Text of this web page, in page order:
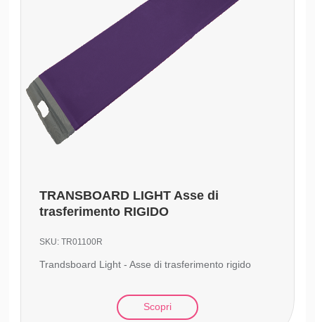
TRANSBOARD LIGHT Asse di
trasferimento RIGIDO
SKU:TR01100R
Trandsboard Light - Asse di trasferimento rigido
Scopri